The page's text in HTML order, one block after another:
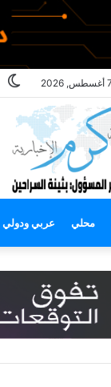
محلي عربي ودولي